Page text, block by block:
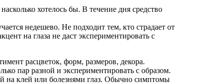
хотелось бы. В течение дня средство
недешево. Не подходит тем, кто страдает от
на глаза не даст экспериментировать с
расцветок, форм, размеров, декора.
пар разной и экспериментировать с образом.
на клей или болезнями глаз. Обычно симптомы